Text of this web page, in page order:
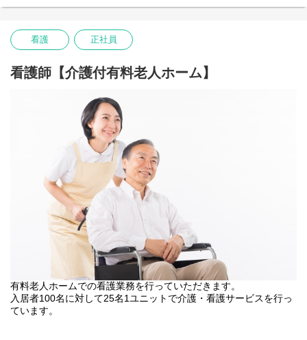
看護 正社員
看護師【介護付有料老人ホーム】
有料老人ホームでの看護業務を行っていただきます。
入居者100名に対して25名1ユニットで介護・看護サービスを行っ
ています。